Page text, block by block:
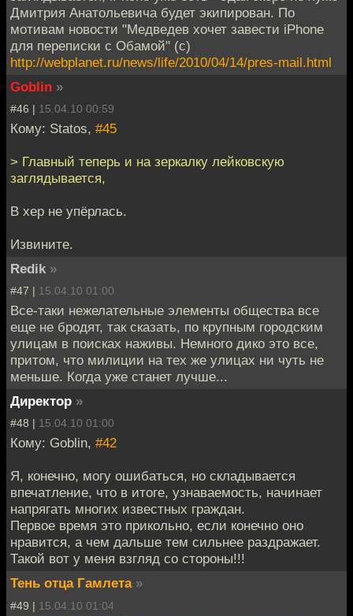
Дмитрия Анатольевича будет экипирован. По
мотивам новости "Медведев хочет завести iPhone
для переписки с Обамой" (с)
http://webplanet.ru/news/life/2010/04/14/pres-mail.html
Goblin »
#46 | 15.04.10 00:59
Кому: Statos, #45
> Главный теперь и на зеркалку лейковскую
заглядывается,
В хер не упёрлась.
Извините.
Redik »
#47 | 15.04.10 01:00
Все-таки нежелательные элементы общества все
еще не бродят, так сказать, по крупным городским
улицам в поисках наживы. Немного дико это все,
притом, что милиции на тех же улицах ни чуть не
меньше. Когда уже станет лучше...
Директор »
#48 | 15.04.10 01:00
Кому: Goblin, #42
Я, конечно, могу ошибаться, но складывается
впечатление, что в итоге, узнаваемость, начинает
напрягать многих известных граждан.
Первое время это прикольно, если конечно оно
нравится, а чем дальше тем сильнее раздражает.
Такой вот у меня взгляд со стороны!!!
Тень отца Гамлета »
#49 | 15.04.10 01:04